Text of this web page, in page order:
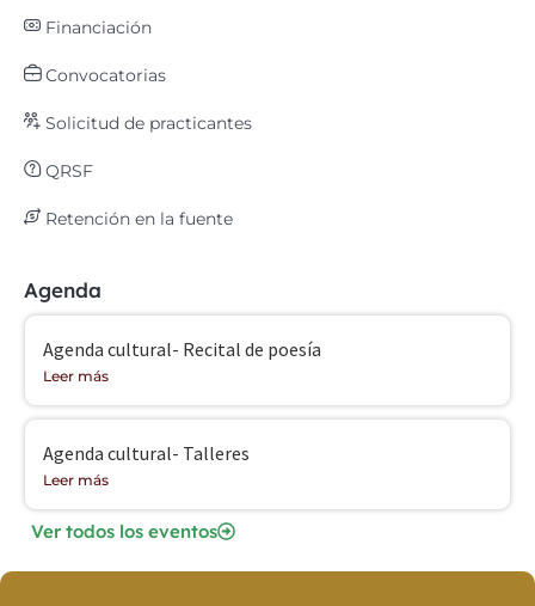
Financiación
Convocatorias
Solicitud de practicantes
QRSF
Retención en la fuente
Agenda
Agenda cultural- Recital de poesía
Leer más
Agenda cultural- Talleres
Leer más
Ver todos los eventos